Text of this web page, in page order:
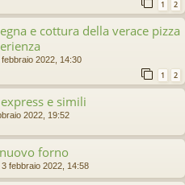
1 2
e cottura della verace pizza
febbraio 2022, 14:30
1 2
e simili
2022, 19:52
forno
3 febbraio 2022, 14:58